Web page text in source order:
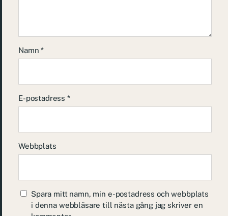
Namn*
E-postadress*
Webbplats
Spara mitt namn, min e-postadress och webbplats
i denna webbläsare till nästa gång jag skriver en